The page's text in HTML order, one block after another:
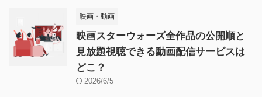
映画・動画
映画スターウォーズ全作品の公開順と
見放題視聴できる動画配信サービスは
どこ？
2026/6/5